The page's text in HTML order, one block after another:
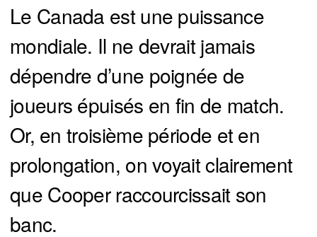
Le Canada est une puissance
mondiale. Il ne devrait jamais
dépendre d’une poignée de
joueurs épuisés en fin de match.
Or, en troisième période et en
prolongation, on voyait clairement
que Cooper raccourcissait son
banc.